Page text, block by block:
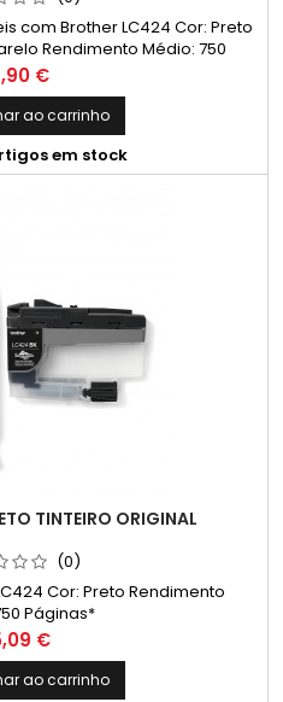
com Brother LC424 Cor: Preto
Rendimento Médio: 750
médio de páginas: (Média
e impressão contínua. O
com base no
e noutros factores.)
€
ao carrinho
em stock
TINTEIRO ORIGINAL
(0)
Cor: Preto Rendimento
Páginas*
€
ao carrinho